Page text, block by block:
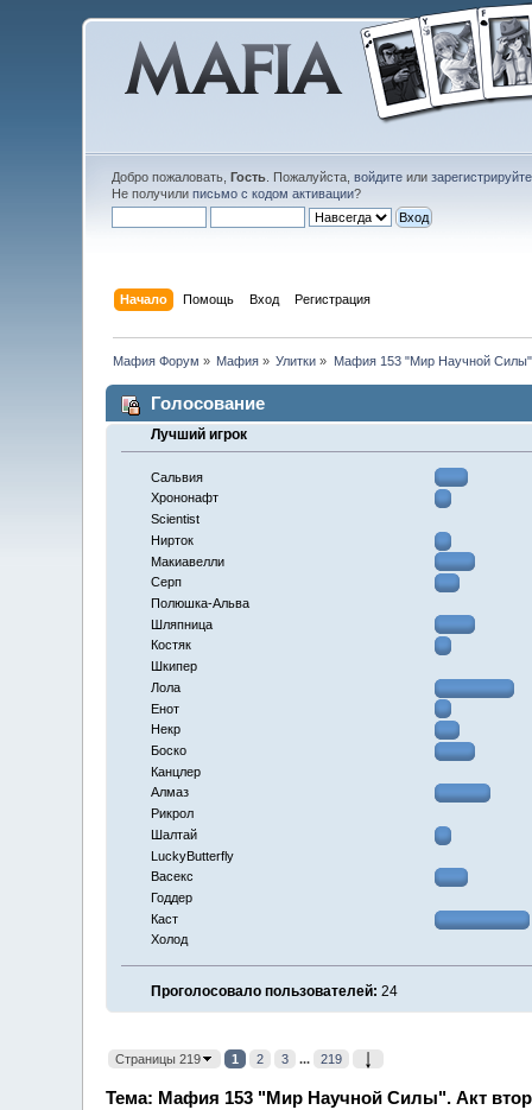
Добро пожаловать, Гость. Пожалуйста, войдитеили
Не получили письмо с кодом активации?
Начало Помощь Вход Регистрация
Мафия Форум » Мафия » Улитки » Мафия 153 "Мир Научной
Голосование
Лучший игрок
Сальвия
Хрононафт
Scientist
Нирток
Макиавелли
Серп
Полюшка-Альва
Шляпница
Костяк
Шкипер
Лола
Енот
Некр
Боско
Канцлер
Алмаз
Рикрол
Шалтай
LuckyButterfly
Васекс
Годдер
Каст
Холод
Проголосовало пользователей: 24
Страницы 219 1 2 3 ... 219
Тема: Мафия 153 "Мир Научной Силы". Акт